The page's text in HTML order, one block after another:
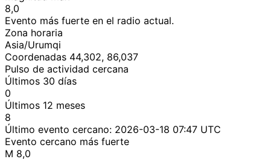
8,0
Evento más fuerte en el radio actual.
Zona horaria
Asia/Urumqi
Coordenadas 44,302, 86,037
Pulso de actividad cercana
Últimos 30 días
0
Últimos 12 meses
8
Último evento cercano: 2026-03-18 07:47 UTC
Evento cercano más fuerte
M 8,0